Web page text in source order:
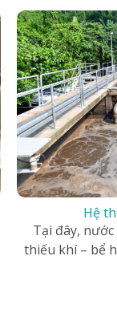
Hệ
Tại đây,
thiếu khí – bể